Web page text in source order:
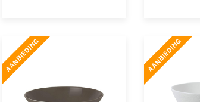
AANBIEDING AANBIEDING